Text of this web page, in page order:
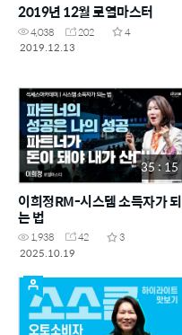
2019년 12월 로열마스터
4,038 202
4
2019.12.13
35 : 15
이희정RM-시스템 소득자가 되
는 법
1,938 42
3
2025.10.19